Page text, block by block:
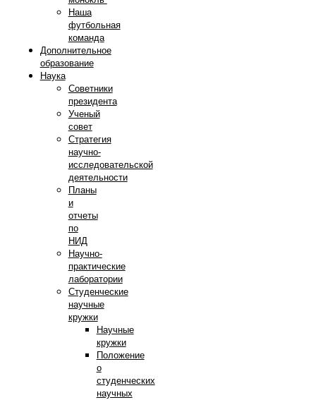
Наша
футбольная
команда
Дополнительное
образование
Наука
Советники
президента
Ученый
совет
Стратегия
научно-
исследовательской
деятельности
Планы
и
отчеты
по
НИД
Научно-
практические
лаборатории
Студенческие
научные
кружки
Научные
кружки
Положение
о
студенческих
научных